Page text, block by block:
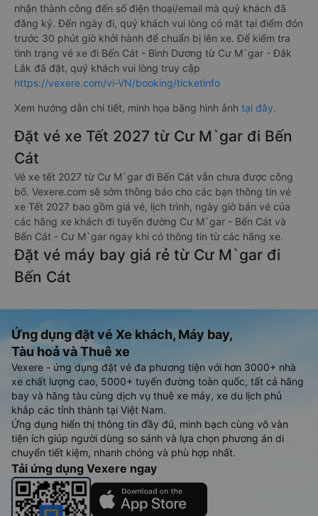
nhận thành công đến số điện thoại/email mà quý khách đã
đăng ký. Đến ngày đi, quý khách vui lòng có mặt tại điểm đón
trước 30 phút giờ khởi hành để chuẩn bị lên xe. Để kiểm tra
tình trạng vé xe đi Bến Cát - Bình Dương từ Cư M`gar - Đắk
Lắk đã đặt, quý khách vui lòng truy cập
https://vexere.com/vi-VN/booking/ticketinfo
Xem hướng dẫn chi tiết, minh họa bằng hình ảnh tại đây.
Đặt vé xe Tết 2027 từ Cư M`gar đi Bến
Cát
Vé xe tết 2027 từ Cư M`gar đi Bến Cát vẫn chưa được công
bố. Vexere.com sẽ sớm thông báo cho các bạn thông tin vé
xe Tết 2027 bao gồm giá vé, lịch trình, ngày giờ bán vé của
các hãng xe khách đi tuyến đường Cư M`gar - Bến Cát và
Bến Cát - Cư M`gar ngay khi có thông tin từ các hãng xe.
Đặt vé máy bay giá rẻ từ Cư M`gar đi
Bến Cát
Ứng dụng đặt vé Xe khách, Máy bay,
Tàu hoả và Thuê xe
Vexere - ứng dụng đặt vé đa phương tiện với hơn 3000+ nhà
xe chất lượng cao, 5000+ tuyến đường toàn quốc, tất cả hãng
bay và hãng tàu cùng dịch vụ thuê xe máy, xe du lịch phủ
khắp các tỉnh thành tại Việt Nam.
Ứng dụng hiển thị thông tin đầy đủ, minh bạch cùng vô vàn
tiện ích giúp người dùng so sánh và lựa chọn phương án di
chuyển tiết kiệm, nhanh chóng và phù hợp nhất.
Tải ứng dụng Vexere ngay